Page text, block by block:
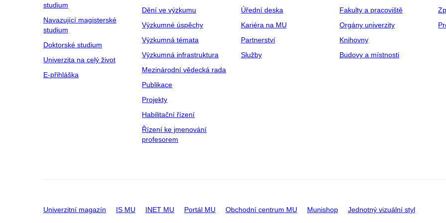
studium
Navazující magisterské
studium
Doktorské studium
Univerzita na celý život
E-přihláška
Dění ve výzkumu
Výzkumné úspěchy
Výzkumná témata
Výzkumná infrastruktura
Mezinárodní vědecká rada
Publikace
Projekty
Habilitační řízení
Řízení ke jmenování
profesorem
Úřední deska
Kariéra na MU
Partnerství
Služby
Fakulty a pracoviště
Orgány univerzity
Knihovny
Budovy a místnosti
Univerzitní magazín IS MU INET MU Portál MU Obchodní centrum MU Munishop Jednotný vizuální styl